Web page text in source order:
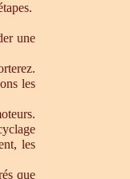
une
les
les
que